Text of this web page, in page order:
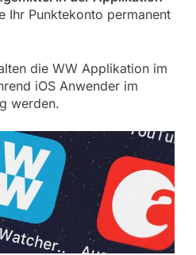
Ihr Punktekonto permanent
die WW Applikation im
iOS Anwender im
werden.